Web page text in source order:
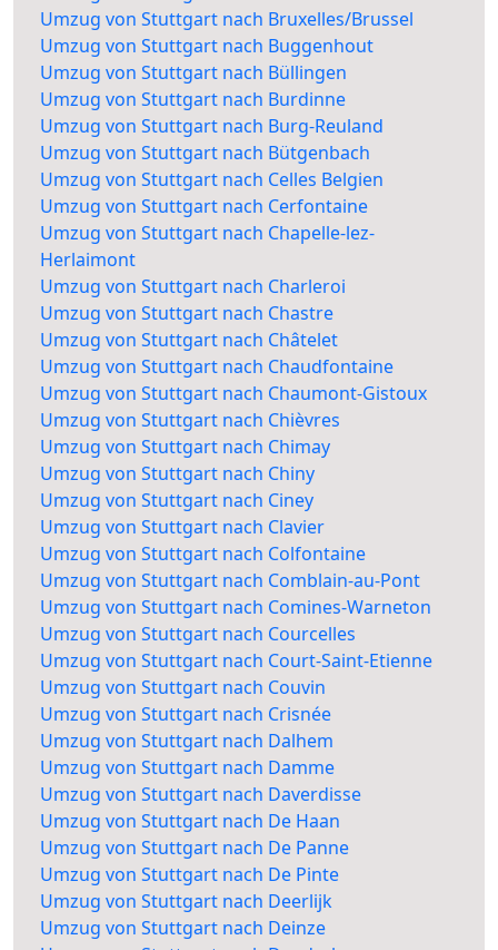
Umzug von Stuttgart nach Bruxelles/Brussel
Umzug von Stuttgart nach Buggenhout
Umzug von Stuttgart nach Büllingen
Umzug von Stuttgart nach Burdinne
Umzug von Stuttgart nach Burg-Reuland
Umzug von Stuttgart nach Bütgenbach
Umzug von Stuttgart nach Celles Belgien
Umzug von Stuttgart nach Cerfontaine
Umzug von Stuttgart nach Chapelle-lez-
Herlaimont
Umzug von Stuttgart nach Charleroi
Umzug von Stuttgart nach Chastre
Umzug von Stuttgart nach Châtelet
Umzug von Stuttgart nach Chaudfontaine
Umzug von Stuttgart nach Chaumont-Gistoux
Umzug von Stuttgart nach Chièvres
Umzug von Stuttgart nach Chimay
Umzug von Stuttgart nach Chiny
Umzug von Stuttgart nach Ciney
Umzug von Stuttgart nach Clavier
Umzug von Stuttgart nach Colfontaine
Umzug von Stuttgart nach Comblain-au-Pont
Umzug von Stuttgart nach Comines-Warneton
Umzug von Stuttgart nach Courcelles
Umzug von Stuttgart nach Court-Saint-Etienne
Umzug von Stuttgart nach Couvin
Umzug von Stuttgart nach Crisnée
Umzug von Stuttgart nach Dalhem
Umzug von Stuttgart nach Damme
Umzug von Stuttgart nach Daverdisse
Umzug von Stuttgart nach De Haan
Umzug von Stuttgart nach De Panne
Umzug von Stuttgart nach De Pinte
Umzug von Stuttgart nach Deerlijk
Umzug von Stuttgart nach Deinze